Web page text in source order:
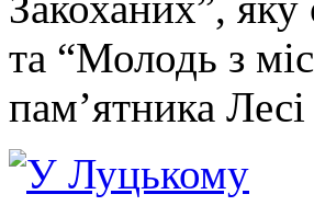
та “Молодь з
пам’ятника